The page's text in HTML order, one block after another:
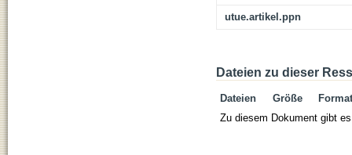
utue.artikel.ppn
Dateien zu dieser
Dateien Größe
Format
Zu diesem Dokument gibt